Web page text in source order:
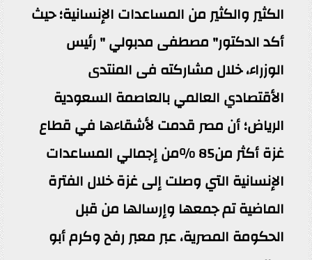
الكثير والكثير من المساعدات الإنسانية؛ حيث
أكد الدكتور" مصطفى مدبولي " رئيس
الوزراء، خلال مشاركته فى المنتدى
الأقتصادي العالمي بالعاصمة السعودية
الرياض؛ أن مصر قدمت لأشقاءها في قطاع
غزة أكثر من85 %من إجمالي المساعدات
الإنسانية التي وصلت إلى غزة خلال الفترة
الماضية تم جمعها وإرسالها من قبل
الحكومة المصرية، عبر معبر رفح وكرم أبو